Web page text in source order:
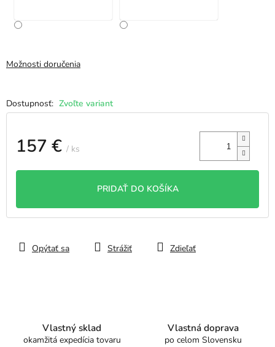
Zvoľte variant
Možnosti doručenia
157 € / ks
PRIDAŤ DO KOŠÍKA
Opýtať sa Strážiť Zdieľať
Vlastný sklad
okamžitá expedícia tovaru
Vlastná doprava
po celom Slovensku